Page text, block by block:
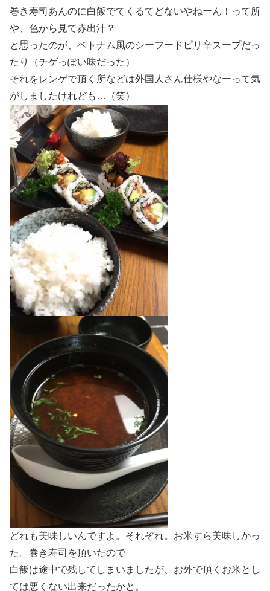
巻き寿司あんのに白飯でてくるてどないやねーん！って所
や、色から見て赤出汁？
と思ったのが、ベトナム風のシーフードピリ辛スープだっ
たり（チゲっぽい味だった）
それをレンゲで頂く所などは外国人さん仕様やなーって気
がしましたけれども…（笑）
どれも美味しいんですよ。それぞれ。お米すら美味しかっ
た。巻き寿司を頂いたので
白飯は途中で残してしまいましたが、お外で頂くお米とし
ては悪くない出来だったかと。